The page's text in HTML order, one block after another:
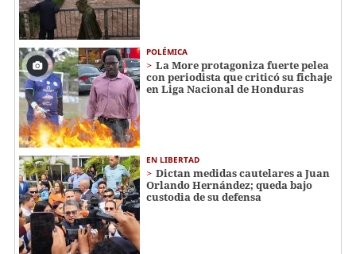
POLÉMICA
La More protagoniza fuerte pelea
con periodista que criticó su fichaje
en Liga Nacional de Honduras
EN LIBERTAD
Dictan medidas cautelares a Juan
Orlando Hernández; queda bajo
custodia de su defensa